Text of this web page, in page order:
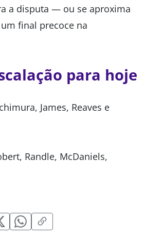
a disputa — ou se aproxima
final precoce na
para hoje
James, Reaves e
Randle, McDaniels,